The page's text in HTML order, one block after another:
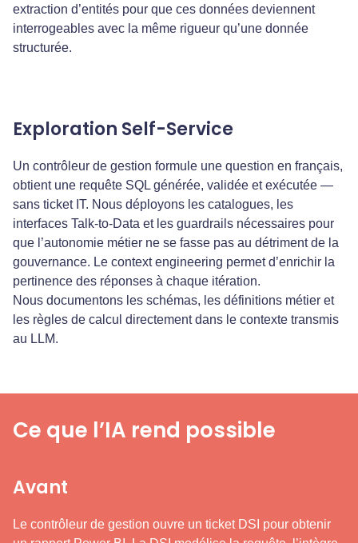
extraction d’entités pour que ces données deviennent
interrogeables avec la même rigueur qu’une donnée
structurée.
Exploration Self-Service
Un contrôleur de gestion formule une question en français,
obtient une requête SQL générée, validée et exécutée —
sans ticket IT. Nous déployons les catalogues, les
interfaces Talk-to-Data et les guardrails nécessaires pour
que l’autonomie métier ne se fasse pas au détriment de la
gouvernance. Le context engineering permet d’enrichir la
pertinence des réponses à chaque itération.
Nous documentons les schémas, les définitions métier et
les règles de calcul directement dans le contexte transmis
au LLM.
Ce que l’IA rend possible
Avant
Le contrôleur de gestion ouvre un ticket DSI pour obtenir